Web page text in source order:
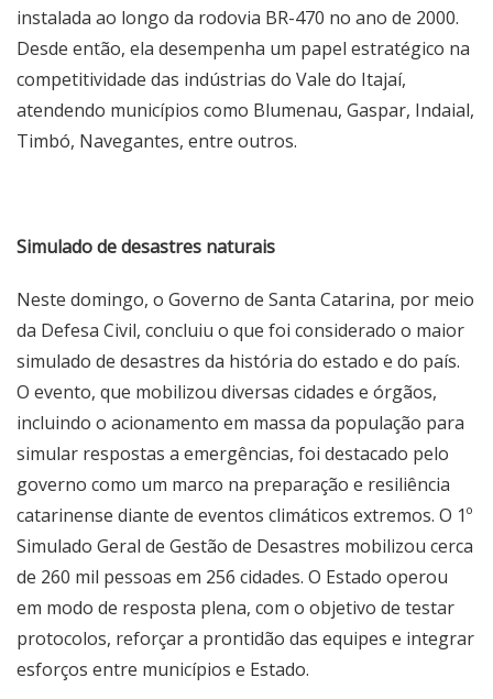
instalada ao longo da rodovia BR-470 no ano de 2000.
Desde então, ela desempenha um papel estratégico na
competitividade das indústrias do Vale do Itajaí,
atendendo municípios como Blumenau, Gaspar, Indaial,
Timbó, Navegantes, entre outros.
Simulado de desastres naturais
Neste domingo, o Governo de Santa Catarina, por meio
da Defesa Civil, concluiu o que foi considerado o maior
simulado de desastres da história do estado e do país.
O evento, que mobilizou diversas cidades e órgãos,
incluindo o acionamento em massa da população para
simular respostas a emergências, foi destacado pelo
governo como um marco na preparação e resiliência
catarinense diante de eventos climáticos extremos. O 1º
Simulado Geral de Gestão de Desastres mobilizou cerca
de 260 mil pessoas em 256 cidades. O Estado operou
em modo de resposta plena, com o objetivo de testar
protocolos, reforçar a prontidão das equipes e integrar
esforços entre municípios e Estado.